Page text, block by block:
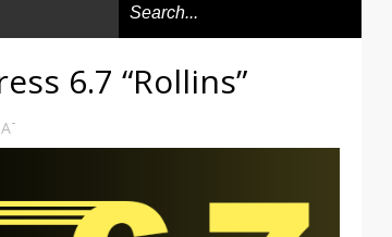
6.7 “Rollins”
A-